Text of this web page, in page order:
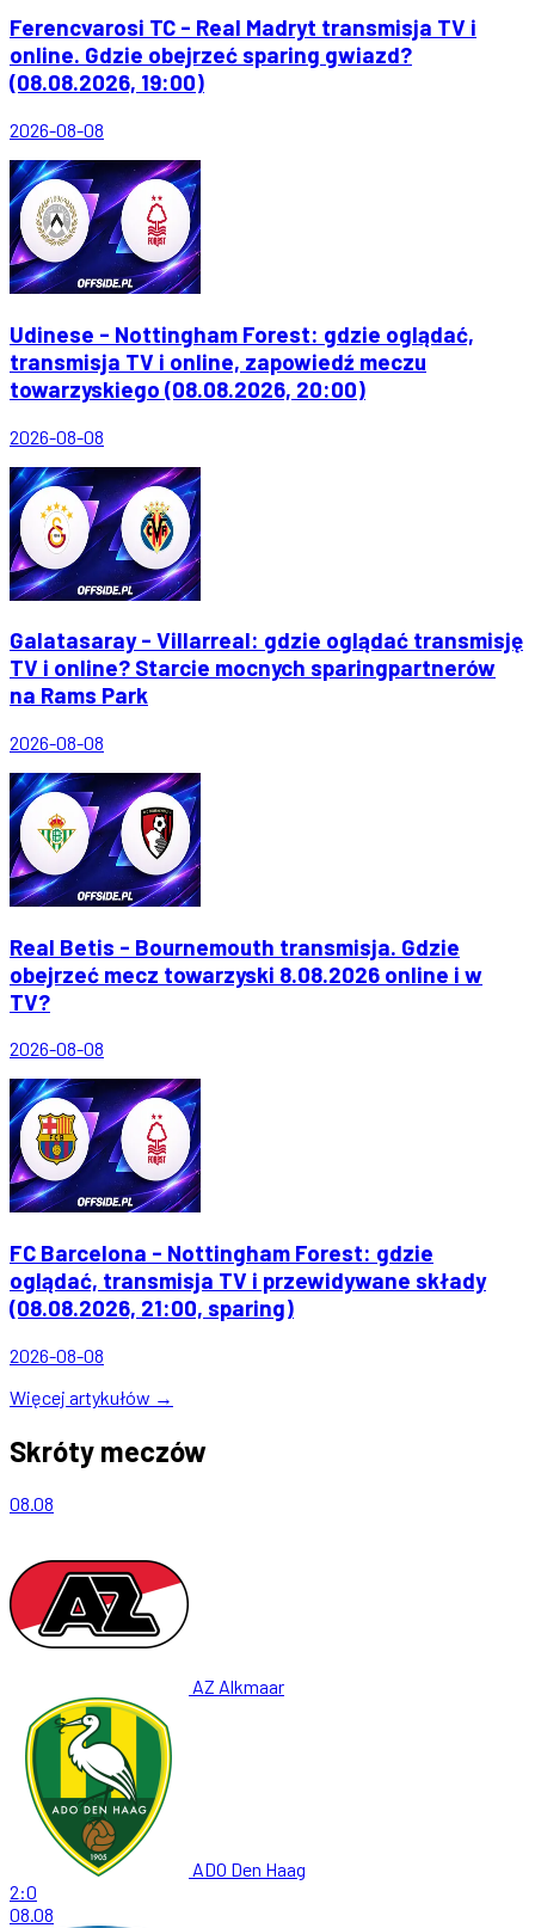
Ferencvarosi TC - Real Madryt transmisja TV i
online. Gdzie obejrzeć sparing gwiazd?
(08.08.2026, 19:00)
2026-08-08
Udinese - Nottingham Forest: gdzie oglądać,
transmisja TV i online, zapowiedź meczu
towarzyskiego (08.08.2026, 20:00)
2026-08-08
Galatasaray - Villarreal: gdzie oglądać transmisję
TV i online? Starcie mocnych sparingpartnerów
na Rams Park
2026-08-08
Real Betis - Bournemouth transmisja. Gdzie
obejrzeć mecz towarzyski 8.08.2026 online i w
TV?
2026-08-08
FC Barcelona - Nottingham Forest: gdzie
oglądać, transmisja TV i przewidywane składy
(08.08.2026, 21:00, sparing)
2026-08-08
Więcej artykułów →
Skróty meczów
08.08
AZ Alkmaar
ADO Den Haag
2:0
08.08